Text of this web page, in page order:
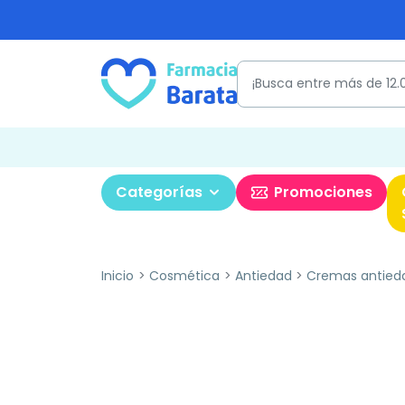
Categorías Promociones
Inicio Cosmética Antiedad Cremas